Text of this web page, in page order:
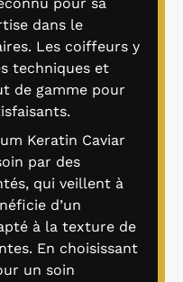
dans le
Les coiffeurs y
techniques et
de gamme pour
Keratin Caviar
par des
qui veillent à
d’un
à la texture de
En choisissant
un soin